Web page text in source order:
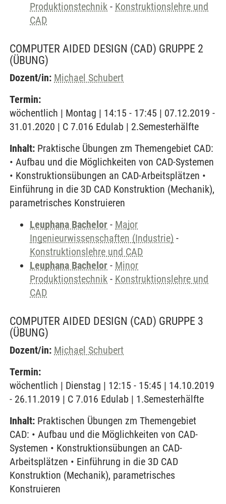
Produktionstechnik - Konstruktionslehre und
CAD
COMPUTER AIDED DESIGN (CAD) GRUPPE 2
(ÜBUNG)
Dozent/in: Michael Schubert
Termin:
wöchentlich | Montag | 14:15 - 17:45 | 07.12.2019 -
31.01.2020 | C 7.016 Edulab | 2.Semesterhälfte
Inhalt: Praktische Übungen zm Themengebiet CAD:
• Aufbau und die Möglichkeiten von CAD-Systemen
• Konstruktionsübungen an CAD-Arbeitsplätzen •
Einführung in die 3D CAD Konstruktion (Mechanik),
parametrisches Konstruieren
Leuphana Bachelor - Major
Ingenieurwissenschaften (Industrie) -
Konstruktionslehre und CAD
Leuphana Bachelor - Minor
Produktionstechnik - Konstruktionslehre und
CAD
COMPUTER AIDED DESIGN (CAD) GRUPPE 3
(ÜBUNG)
Dozent/in: Michael Schubert
Termin:
wöchentlich | Dienstag | 12:15 - 15:45 | 14.10.2019
- 26.11.2019 | C 7.016 Edulab | 1.Semesterhälfte
Inhalt: Praktischen Übungen zm Themengebiet
CAD: • Aufbau und die Möglichkeiten von CAD-
Systemen • Konstruktionsübungen an CAD-
Arbeitsplätzen • Einführung in die 3D CAD
Konstruktion (Mechanik), parametrisches
Konstruieren